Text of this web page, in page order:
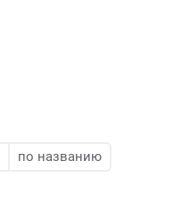
по названию